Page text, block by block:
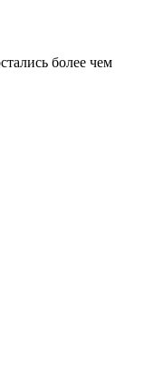
более чем